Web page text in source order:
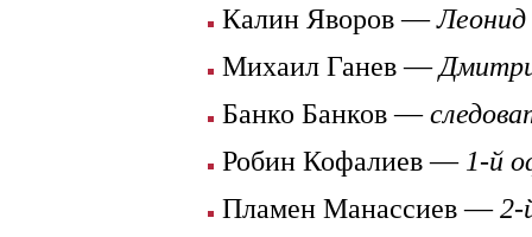
Калин Яворов —Леонид
Михаил Ганев —
Банко Банков —
Робин Кофалиев — 1-й
Пламен Манассиев —2-